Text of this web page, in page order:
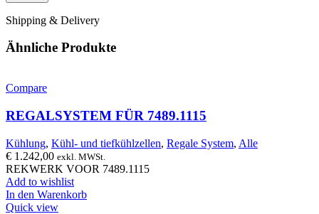
Shipping & Delivery
Ähnliche Produkte
Compare
REGALSYSTEM FÜR 7489.1115
Kühlung, Kühl- und tiefkühlzellen, Regale System, Alle
€ 1.242,00 exkl. MWSt.
REKWERK VOOR 7489.1115
Add to wishlist
In den Warenkorb
Quick view